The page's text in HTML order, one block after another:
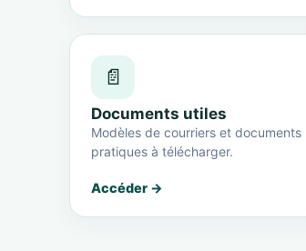
📄
Documents utiles
Modèles de courriers et documents
pratiques à télécharger.
Accéder →